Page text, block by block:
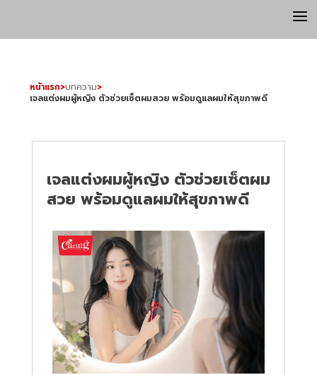
a
หน้าแรก>บทความ>
เจลแต่งผมผู้หญิง ตัวช่วยเซ็ตผมสวย พร้อมดูแลผมให้สุขภาพดี
เจลแต่งผมผู้หญิง ตัวช่วยเซ็ตผม
สวย พร้อมดูแลผมให้สุขภาพดี